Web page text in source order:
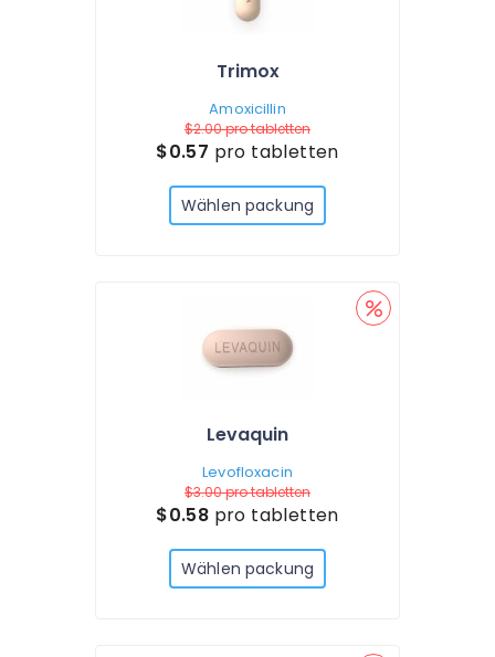
Trimox
Amoxicillin
$2.00pro tabletten
$0.57 pro tabletten
Wählen packung
Levaquin
Levofloxacin
$3.00pro tabletten
$0.58 pro tabletten
Wählen packung